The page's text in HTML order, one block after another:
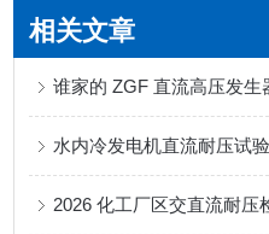
相关文章
水内冷发电机直流耐压试